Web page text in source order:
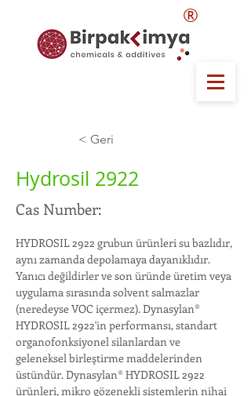
®
< Geri
Hydrosil 2922
Cas Number:
HYDROSIL 2922 grubun ürünleri su bazlıdır,
aynı zamanda depolamaya dayanıklıdır.
Yanıcı değildirler ve son üründe üretim veya
uygulama sırasında solvent salmazlar
(neredeyse VOC içermez). Dynasylan®
HYDROSIL 2922'in performansı, standart
organofonksiyonel silanlardan ve
geleneksel birleştirme maddelerinden
üstündür. Dynasylan® HYDROSIL 2922
ürünleri, mikro gözenekli sistemlerin nihai